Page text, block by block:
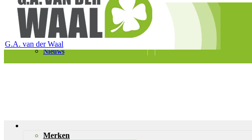
Telefoon 0180 – 421399
Schaapherderweg 6, 2988 CK Ridderkerk
Vacatures
Nieuws
G.A. van der Waal
Merken